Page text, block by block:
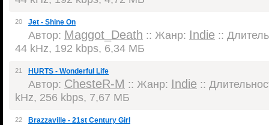
20 Jet - Shine On
Автор: Maggot_Death :: Жанр: Indie ::
44 kHz, 192 kbps, 6,34 МБ
21 HURTS - Wonderful Life
Автор: ChesteR-M :: Жанр: Indie ::
kHz, 256 kbps, 7,67 МБ
22 Brazzaville - 21st Century Girl